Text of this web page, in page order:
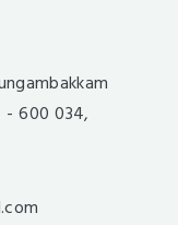
- 600 034,